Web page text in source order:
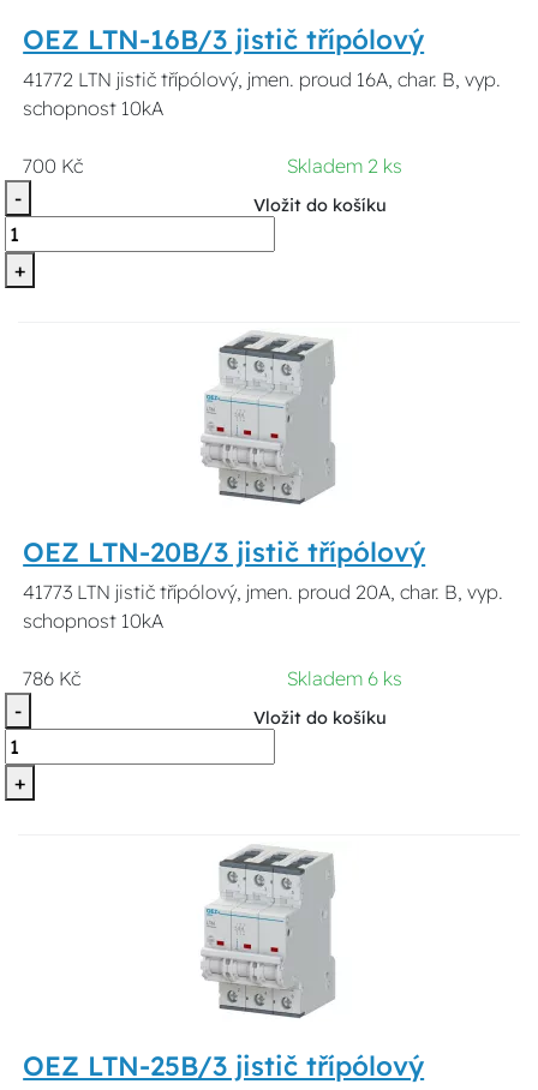
OEZ LTN-16B/3 jistič třípólový
41772 LTN jistič třípólový, jmen. proud 16A, char. B, vyp.
schopnost 10kA
700 Kč
Skladem 2 ks
-
+
Vložit do košíku
OEZ LTN-20B/3 jistič třípólový
41773 LTN jistič třípólový, jmen. proud 20A, char. B, vyp.
schopnost 10kA
786 Kč
Skladem 6 ks
-
+
Vložit do košíku
OEZ LTN-25B/3 jistič třípólový